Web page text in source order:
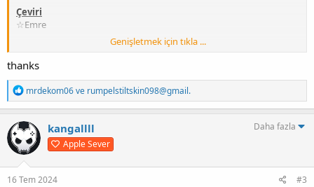
Çeviri
☆Emre
☆Emre
Paketleme
sinnerclown
Kurulum
İndirdiğiniz Rar dosyasının içindeki dosyaları oyunun ana klasörüne
atın,
SteamLibrary\steamapps\common\NoRestForTheWicked
Genişletmek için tıkla ...
thanks
T
e
p
k
i
l
e
r
:
mrdekom06ve rumpelstiltskin098@gmail.
kangallll
Apple Sever
Daha fazla
16 Tem 2024 #3